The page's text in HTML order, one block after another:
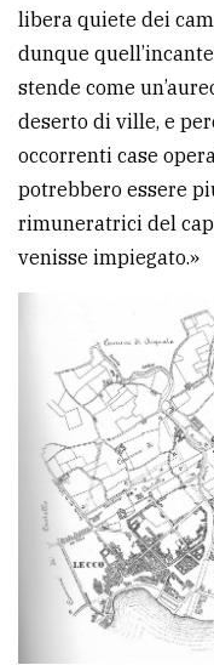
libera quiete dei
dunque
stende come
deserto di ville, e
occorrenti case
potrebbero essere
rimuneratrici del
venisse impiegato.»